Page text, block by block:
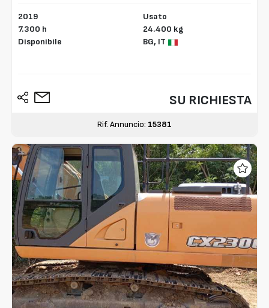
2019
7.300 h
Disponibile
Usato
24.400 kg
BG, IT
SU RICHIESTA
Rif. Annuncio: 15381